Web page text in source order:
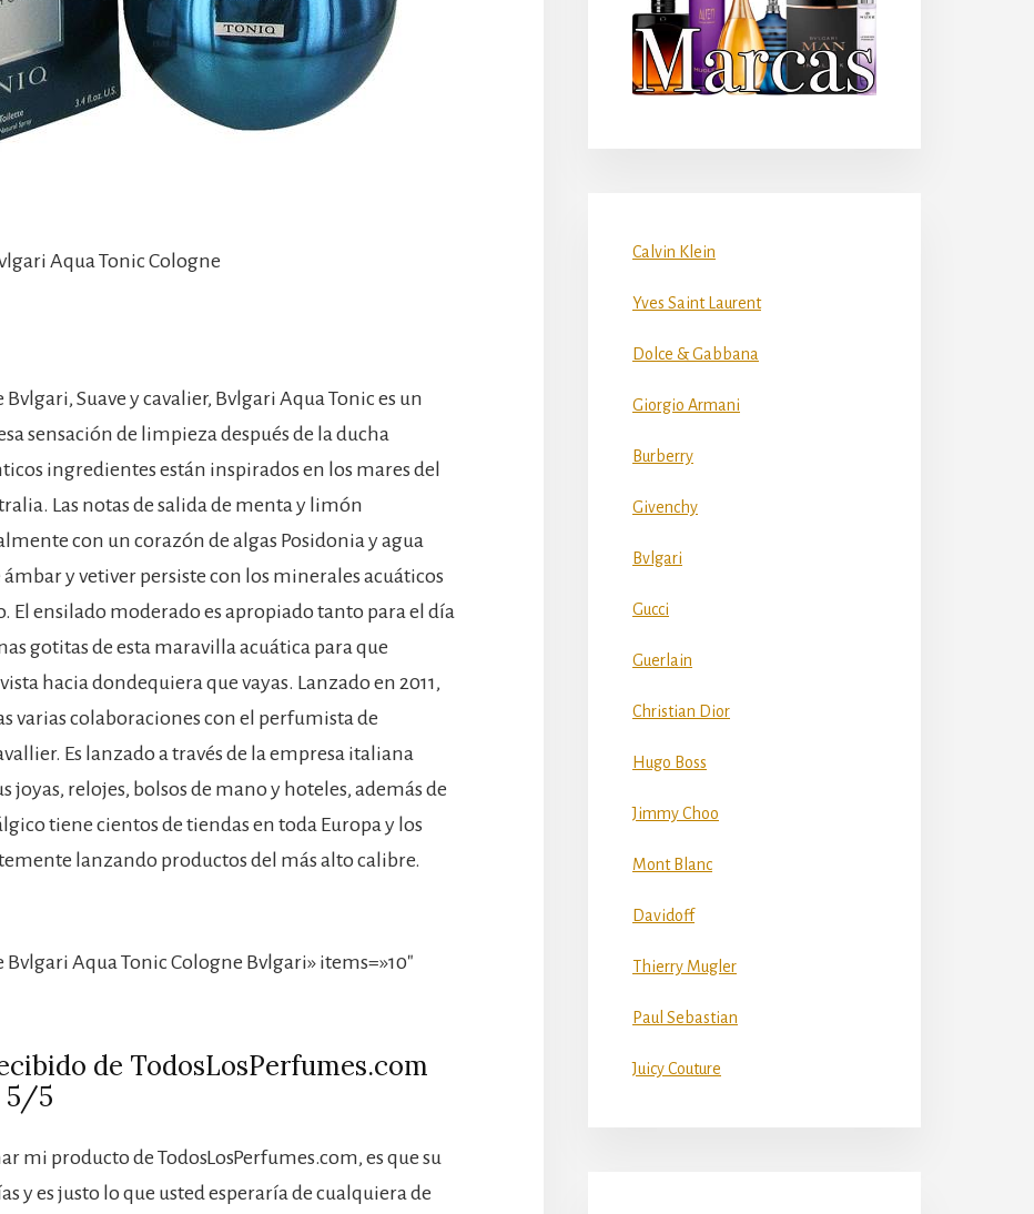
Aqua Tonic Cologne
Suave y cavalier, Bvlgari Aqua Tonic es un
sensación de limpieza después de la ducha
ingredientes están inspirados en los mares del
Las notas de salida de menta y limón
con un corazón de algas Posidonia y agua
y vetiver persiste con los minerales acuáticos
El ensilado moderado es apropiado tanto para el día
gotitas de esta maravilla acuática para que
hacia dondequiera que vayas. Lanzado en 2011,
varias colaboraciones con el perfumista de
Es lanzado a través de la empresa italiana
joyas, relojes, bolsos de mano y hoteles, además de
tiene cientos de tiendas en toda Europa y los
lanzando productos del más alto calibre.
Aqua Tonic Cologne Bvlgari» items=»10″
de TodosLosPerfumes.com
5/5
mi producto de TodosLosPerfumes.com, es que su
y es justo lo que usted esperaría de cualquiera de
Calvin Klein
Yves Saint Laurent
Dolce & Gabbana
Giorgio Armani
Burberry
Givenchy
Bvlgari
Gucci
Guerlain
Christian Dior
Hugo Boss
Jimmy Choo
Mont Blanc
Davidoff
Thierry Mugler
Paul Sebastian
Juicy Couture